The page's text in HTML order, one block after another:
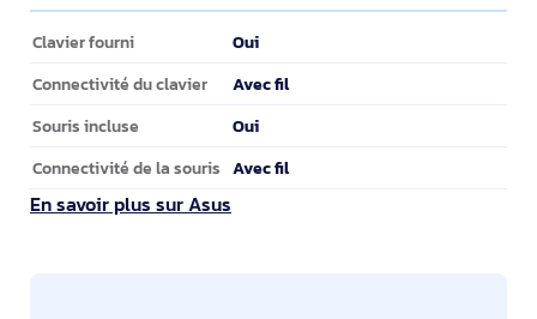
Contenu de l'emballage
Clavier fourni Oui
Connectivité du clavier Avec fil
Souris incluse Oui
Connectivité de la souris Avec fil
En savoir plus sur Asus